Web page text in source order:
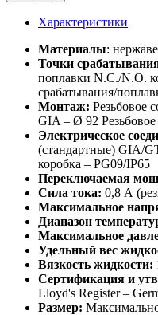
Характеристики
Материалы:
Точки
поплавки N.C./N.O.
срабатывания/
Монтаж: Резьбовое
GIA – Ø 92
Электрическое
(стандартные) GIA/
коробка – PG09/IP65
Переключаемая
Сила тока: 0,8 А
Максимальное
Диапазон
Максимальное
Удельный вес
Вязкость жидкости:
Сертификация и
Lloyd's Register –
Размер: